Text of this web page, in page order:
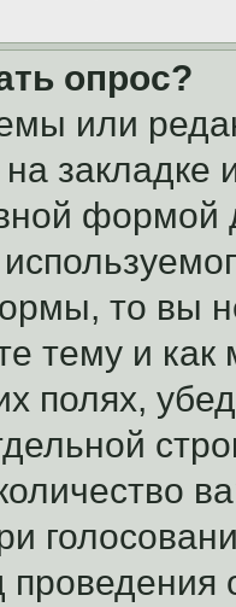
опрос?
или
формой
то вы
тему и
полях,
проведения